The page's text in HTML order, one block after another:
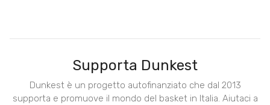
Supporta Dunkest
Dunkest è un progetto autofinanziato che dal 2013
supporta e promuove il mondo del basket in Italia. Aiutaci a